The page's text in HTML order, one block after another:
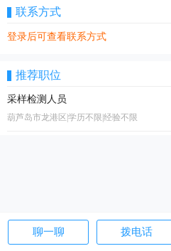
聊一聊 拨电话
联系方式
登录后可查看联系方式
推荐职位
采样检测人员
葫芦岛市龙港区|学历不限|经验不限